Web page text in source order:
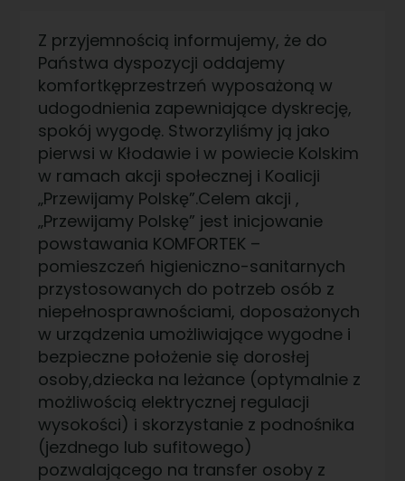
Z przyjemnością informujemy, że do
Państwa dyspozycji oddajemy
komfortkęprzestrzeń wyposażoną w
udogodnienia zapewniające dyskrecję,
spokój wygodę. Stworzyliśmy ją jako
pierwsi w Kłodawie i w powiecie Kolskim
w ramach akcji społecznej i Koalicji
„Przewijamy Polskę”.Celem akcji ,
„Przewijamy Polskę” jest inicjowanie
powstawania KOMFORTEK –
pomieszczeń higieniczno-sanitarnych
przystosowanych do potrzeb osób z
niepełnosprawnościami, doposażonych
w urządzenia umożliwiające wygodne i
bezpieczne położenie się dorosłej
osoby,dziecka na leżance (optymalnie z
możliwością elektrycznej regulacji
wysokości) i skorzystanie z podnośnika
(jezdnego lub sufitowego)
pozwalającego na transfer osoby z